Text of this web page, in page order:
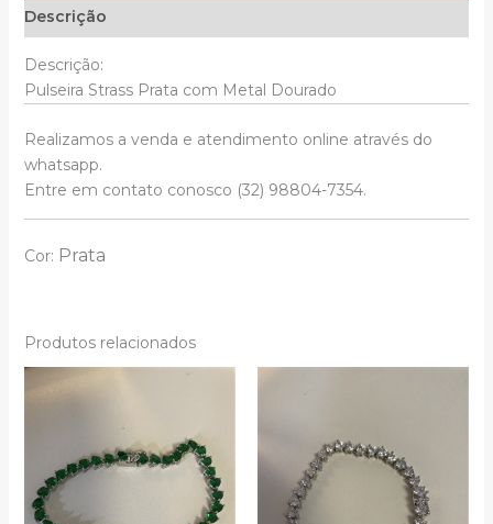
Descrição
Descrição:
Pulseira Strass Prata com Metal Dourado
Realizamos a venda e atendimento online através do
whatsapp.
Entre em contato conosco (32) 98804-7354.
Cor: Prata
Produtos relacionados